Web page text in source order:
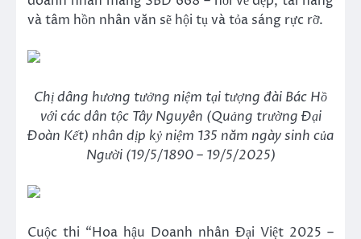
và tâm hồn nhân văn sẽ hội tụ và tỏa sáng rực rỡ.
Chị dâng hương tưởng niệm tại tượng đài Bác Hồ
với các dân tộc Tây Nguyên (Quảng trường Đại
Đoàn Kết) nhân dịp kỷ niệm 135 năm ngày sinh của
Người (19/5/1890 – 19/5/2025)
Cuộc thi “Hoa hậu Doanh nhân Đại Việt 2025 –